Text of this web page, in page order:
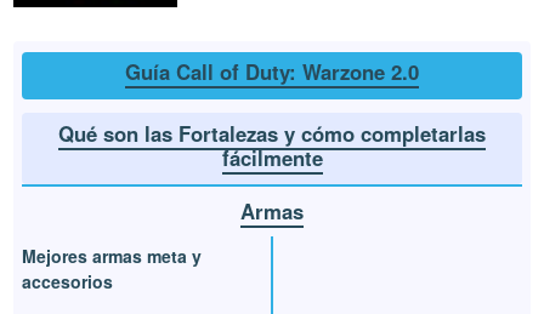
Guía Call of Duty: Warzone 2.0
Qué son las Fortalezas y cómo completarlas
fácilmente
Armas
Mejores armas meta y
accesorios